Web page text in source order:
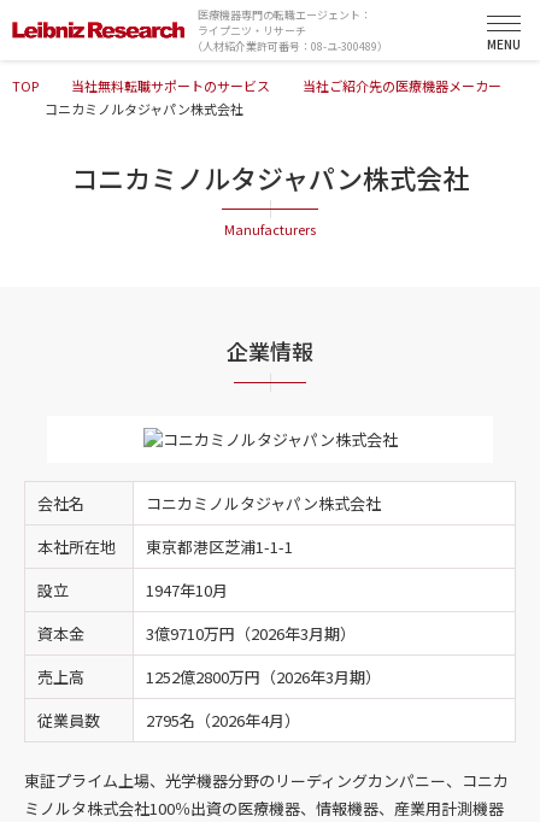
医療機器専門の転職エージェント：
ライプニツ・リサーチ
（人材紹介業許可番号：08-ユ-300489）
TOP 当社無料転職サポートのサービス
当社ご紹介先の医療機器メーカー
コニカミノルタジャパン株式会社
コニカミノルタジャパン株式会社
企業情報
会社名
コニカミノルタジャパン株式会社
本社所在地
東京都港区芝浦1-1-1
設立
1947年10月
資本金
3億9710万円（2026年3月期）
売上高
1252億2800万円（2026年3月期）
従業員数
2795名（2026年4月）
東証プライム上場、光学機器分野のリーディングカンパニー、コニカ
ミノルタ株式会社100％出資の医療機器、情報機器、産業用計測機器